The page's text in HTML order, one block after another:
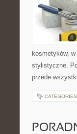
kosmetyków,
stylistyczne.
przede